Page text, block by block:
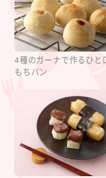
4種のガーナで作るひと
もちパン